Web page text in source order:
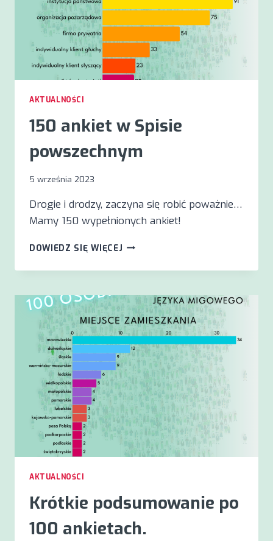
AKTUALNOŚCI
150 ankiet w Spisie
powszechnym
5 września 2023
Drogie i drodzy, zaczyna się robić poważnie…
Mamy 150 wypełnionych ankiet!
DOWIEDZ SIĘ WIĘCEJ 150
W
POWSZECHNYM
AKTUALNOŚCI
Krótkie podsumowanie po
100 ankietach.